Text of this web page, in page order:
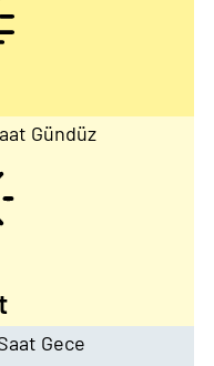
Gündüz
Gece